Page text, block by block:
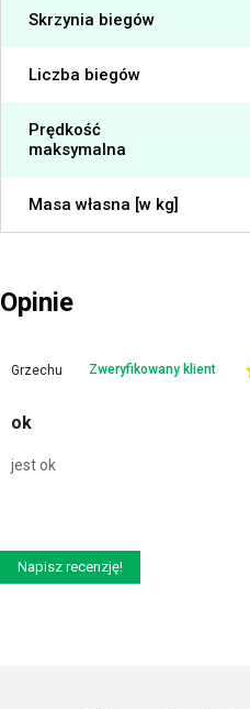
Skrzynia biegów
Liczba biegów
Prędkość
maksymalna
Masa własna [w kg]
Opinie
Grzechu Zweryfikowany klient
ok
jest ok
Napisz recenzję!